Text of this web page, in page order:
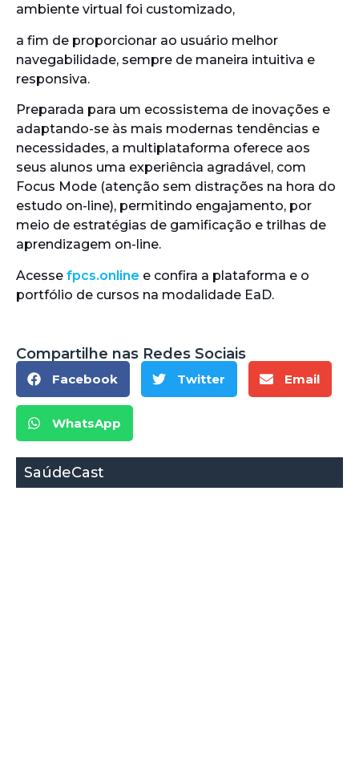
ambiente virtual foi customizado,
a fim de proporcionar ao usuário melhor
navegabilidade, sempre de maneira intuitiva e
responsiva.
Preparada para um ecossistema de inovações e
adaptando-se às mais modernas tendências e
necessidades, a multiplataforma oferece aos
seus alunos uma experiência agradável, com
Focus Mode (atenção sem distrações na hora do
estudo on-line), permitindo engajamento, por
meio de estratégias de gamificação e trilhas de
aprendizagem on-line.
Acesse fpcs.online e confira a plataforma e o
portfólio de cursos na modalidade EaD.
Compartilhe nas Redes Sociais
Facebook Twitter Email
WhatsApp
SaúdeCast